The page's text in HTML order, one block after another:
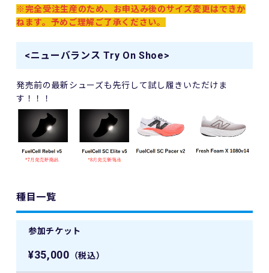
※完全受注生産のため、お申込み後のサイズ変更はできか
ねます。予めご理解ご了承ください。
<ニューバランス Try On Shoe>
発売前の最新シューズも先行して試し履きいただけま
す！！！
種目一覧
参加チケット
¥35,000 （税込）